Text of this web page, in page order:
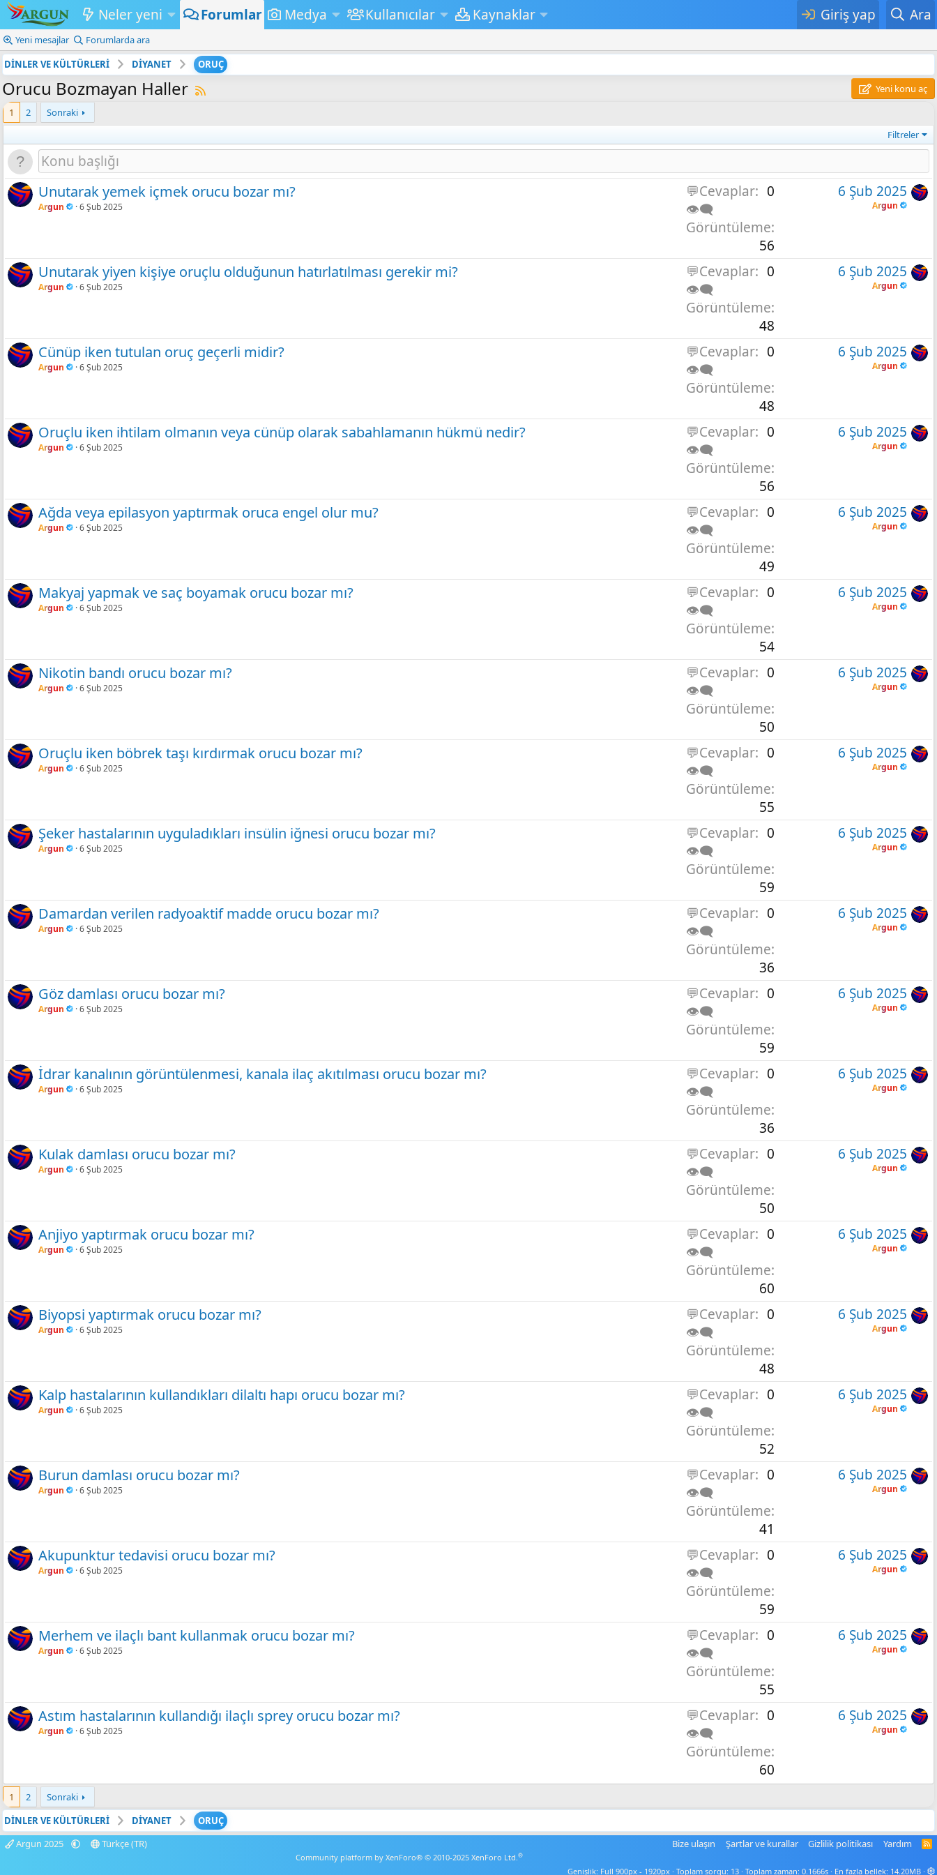
Neler yeni Forumlar Medya Kullanıcılar Kaynaklar Giriş yap Ara
Yeni mesajlar
Forumlarda ara
DİNLER VE KÜLTÜRLERİ
DİYANET ORUÇ
Orucu Bozmayan Haller
Yeni konu aç
1
2
Sonraki
Filtreler
Unutarak yemek içmek orucu bozar mı?
Argun 6 Şub 2025
💬Cevaplar
0
👁️‍🗨️
Görüntüleme
56
6 Şub 2025
Argun
Unutarak yiyen kişiye oruçlu olduğunun hatırlatılması gerekir mi?
Argun 6 Şub 2025
💬Cevaplar
0
👁️‍🗨️
Görüntüleme
48
6 Şub 2025
Argun
Cünüp iken tutulan oruç geçerli midir?
Argun 6 Şub 2025
💬Cevaplar
0
👁️‍🗨️
Görüntüleme
48
6 Şub 2025
Argun
Oruçlu iken ihtilam olmanın veya cünüp olarak sabahlamanın hükmü nedir?
Argun 6 Şub 2025
💬Cevaplar
0
👁️‍🗨️
Görüntüleme
56
6 Şub 2025
Argun
Ağda veya epilasyon yaptırmak oruca engel olur mu?
Argun 6 Şub 2025
💬Cevaplar
0
👁️‍🗨️
Görüntüleme
49
6 Şub 2025
Argun
Makyaj yapmak ve saç boyamak orucu bozar mı?
Argun 6 Şub 2025
💬Cevaplar
0
👁️‍🗨️
Görüntüleme
54
6 Şub 2025
Argun
Nikotin bandı orucu bozar mı?
Argun 6 Şub 2025
💬Cevaplar
0
👁️‍🗨️
Görüntüleme
50
6 Şub 2025
Argun
Oruçlu iken böbrek taşı kırdırmak orucu bozar mı?
Argun 6 Şub 2025
💬Cevaplar
0
👁️‍🗨️
Görüntüleme
55
6 Şub 2025
Argun
Şeker hastalarının uyguladıkları insülin iğnesi orucu bozar mı?
Argun 6 Şub 2025
💬Cevaplar
0
👁️‍🗨️
Görüntüleme
59
6 Şub 2025
Argun
Damardan verilen radyoaktif madde orucu bozar mı?
Argun 6 Şub 2025
💬Cevaplar
0
👁️‍🗨️
Görüntüleme
36
6 Şub 2025
Argun
Göz damlası orucu bozar mı?
Argun 6 Şub 2025
💬Cevaplar
0
👁️‍🗨️
Görüntüleme
59
6 Şub 2025
Argun
İdrar kanalının görüntülenmesi, kanala ilaç akıtılması orucu bozar mı?
Argun 6 Şub 2025
💬Cevaplar
0
👁️‍🗨️
Görüntüleme
36
6 Şub 2025
Argun
Kulak damlası orucu bozar mı?
Argun 6 Şub 2025
💬Cevaplar
0
👁️‍🗨️
Görüntüleme
50
6 Şub 2025
Argun
Anjiyo yaptırmak orucu bozar mı?
Argun 6 Şub 2025
💬Cevaplar
0
👁️‍🗨️
Görüntüleme
60
6 Şub 2025
Argun
Biyopsi yaptırmak orucu bozar mı?
Argun 6 Şub 2025
💬Cevaplar
0
👁️‍🗨️
Görüntüleme
48
6 Şub 2025
Argun
Kalp hastalarının kullandıkları dilaltı hapı orucu bozar mı?
Argun 6 Şub 2025
💬Cevaplar
0
👁️‍🗨️
Görüntüleme
52
6 Şub 2025
Argun
Burun damlası orucu bozar mı?
Argun 6 Şub 2025
💬Cevaplar
0
👁️‍🗨️
Görüntüleme
41
6 Şub 2025
Argun
Akupunktur tedavisi orucu bozar mı?
Argun 6 Şub 2025
💬Cevaplar
0
👁️‍🗨️
Görüntüleme
59
6 Şub 2025
Argun
Merhem ve ilaçlı bant kullanmak orucu bozar mı?
Argun 6 Şub 2025
💬Cevaplar
0
👁️‍🗨️
Görüntüleme
55
6 Şub 2025
Argun
Astım hastalarının kullandığı ilaçlı sprey orucu bozar mı?
Argun 6 Şub 2025
💬Cevaplar
0
👁️‍🗨️
Görüntüleme
60
6 Şub 2025
Argun
1 2
Sonraki
DİNLER VE KÜLTÜRLERİ
DİYANET
ORUÇ
Argun 2025
Türkçe (TR) Bize ulaşın Şartlar ve kurallar Gizlilik politikası Yardım
R
Community platform by XenForo® © 2010-2025 XenForo Ltd.®
Genişlik Toplam sorgu 13 Toplam zaman 0.1666s En fazla bellek 14.20MB